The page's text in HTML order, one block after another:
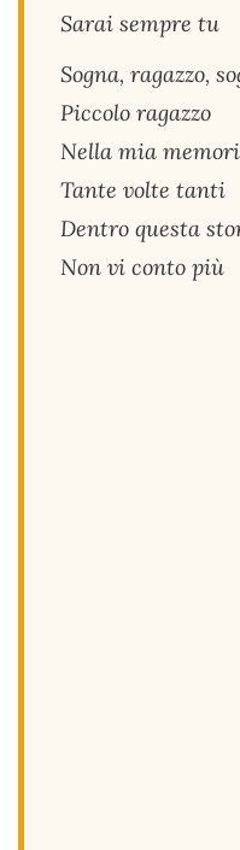
Sarai sempre tu
Sogna, ragazzo,
Piccolo ragazzo
Nella mia
Tante volte tanti
Dentro questa
Non vi conto più